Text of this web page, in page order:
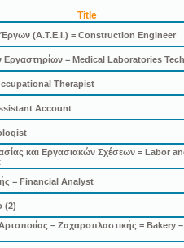
Title
(Α.Τ.Ε.Ι.) = Construction Engineer
Εργαστηρίων = Medical Laboratories
Therapist
Account
και Εργασιακών Σχέσεων = Labor
= Financial Analyst
(2)
– Ζαχαροπλαστικής = Bakery